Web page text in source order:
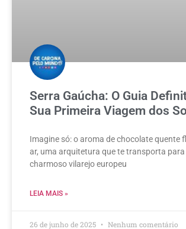
Serra Gaúcha: O Guia
Sua Primeira Viagem dos
Imagine só: o aroma de chocolate quente
ar, uma arquitetura que te transporta
charmoso vilarejo europeu
LEIA MAIS »
26 de junho de 2025 Nenhum comentário